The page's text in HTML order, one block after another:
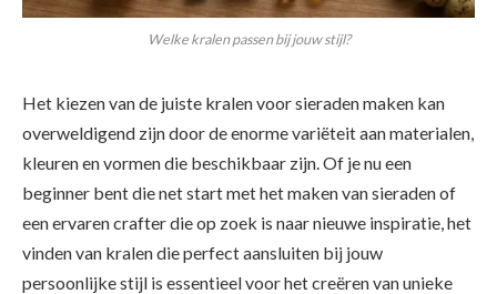
Welke kralen passen bij jouw stijl?
Het kiezen van de juiste kralen voor sieraden maken kan
overweldigend zijn door de enorme variëteit aan materialen,
kleuren en vormen die beschikbaar zijn. Of je nu een
beginner bent die net start met het maken van sieraden of
een ervaren crafter die op zoek is naar nieuwe inspiratie, het
vinden van kralen die perfect aansluiten bij jouw
persoonlijke stijl is essentieel voor het creëren van unieke